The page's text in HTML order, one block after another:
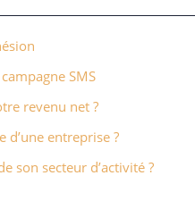
SMS
revenu net ?
entreprise ?
son secteur d’activité ?